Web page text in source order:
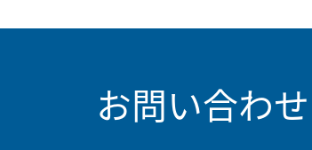
お問い合わせ